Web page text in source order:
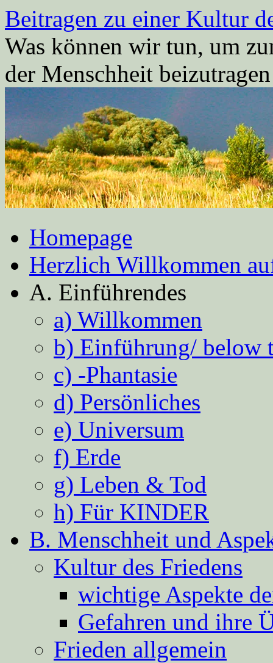
Zum
Inhalt
springen
Beitragen zu einer Kultur
Was können wir tun, um
der Menschheit
Homepage
Herzlich Willkommen
A. Einführendes
a) Willkommen
b) Einführung/ below
c) -Phantasie
d) Persönliches
e) Universum
f) Erde
g) Leben & Tod
h) Für KINDER
B. Menschheit und
Kultur des Friedens
wichtige Aspekte
Gefahren und ihre
Frieden allgemein